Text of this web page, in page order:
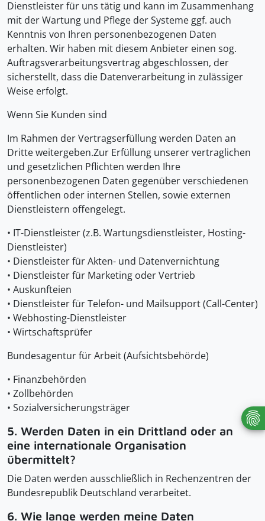
Dienstleister für uns tätig und kann im Zusammenhang
mit der Wartung und Pflege der Systeme ggf. auch
Kenntnis von Ihren personenbezogenen Daten
erhalten. Wir haben mit diesem Anbieter einen sog.
Auftragsverarbeitungsvertrag abgeschlossen, der
sicherstellt, dass die Datenverarbeitung in zulässiger
Weise erfolgt.
Wenn Sie Kunden sind
Im Rahmen der Vertragserfüllung werden Daten an
Dritte weitergeben.Zur Erfüllung unserer vertraglichen
und gesetzlichen Pflichten werden Ihre
personenbezogenen Daten gegenüber verschiedenen
öffentlichen oder internen Stellen, sowie externen
Dienstleistern offengelegt.
• IT-Dienstleister (z.B. Wartungsdienstleister, Hosting-
Dienstleister)
• Dienstleister für Akten- und Datenvernichtung
• Dienstleister für Marketing oder Vertrieb
• Auskunfteien
• Dienstleister für Telefon- und Mailsupport (Call-Center)
• Webhosting-Dienstleister
• Wirtschaftsprüfer
Bundesagentur für Arbeit (Aufsichtsbehörde)
• Finanzbehörden
• Zollbehörden
• Sozialversicherungsträger
5. Werden Daten in ein Drittland oder an
eine internationale Organisation
übermittelt?
Die Daten werden ausschließlich in Rechenzentren der
Bundesrepublik Deutschland verarbeitet.
6. Wie lange werden meine Daten